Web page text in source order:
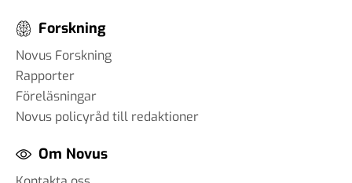
Forskning
Novus Forskning
Rapporter
Föreläsningar
Novus policyråd till redaktioner
Om Novus